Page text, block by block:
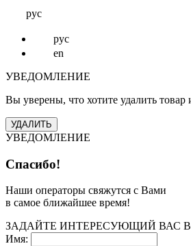
рус
рус
en
УВЕДОМЛЕНИЕ
Вы уверены, что хотите удалить товар
УВЕДОМЛЕНИЕ
Спасибо!
Наши операторы свяжутся с Вами
в самое ближайшее время!
ЗАДАЙТЕ ИНТЕРЕСУЮЩИЙ ВАС
Имя: